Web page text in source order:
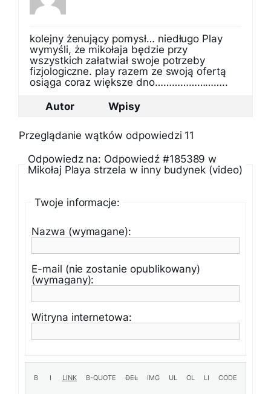
kolejny żenujący pomysł… niedługo Play
wymyśli, że mikołaja będzie przy
wszystkich załatwiał swoje potrzeby
fizjologiczne. play razem ze swoją ofertą
osiąga coraz większe dno……………………..
Autor
Wpisy
Przeglądanie wątków odpowiedzi 11
Odpowiedz na: Odpowiedź #185389 w
Mikołaj Playa strzela w inny budynek (video)
Twoje informacje:
Nazwa (wymagane):
E-mail (nie zostanie opublikowany)
(wymagany):
Witryna internetowa: